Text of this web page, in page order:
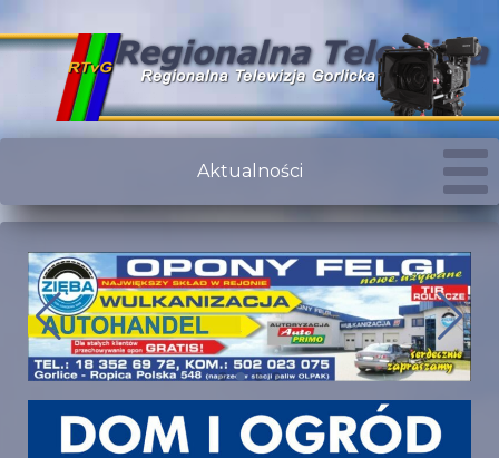
Aktualności